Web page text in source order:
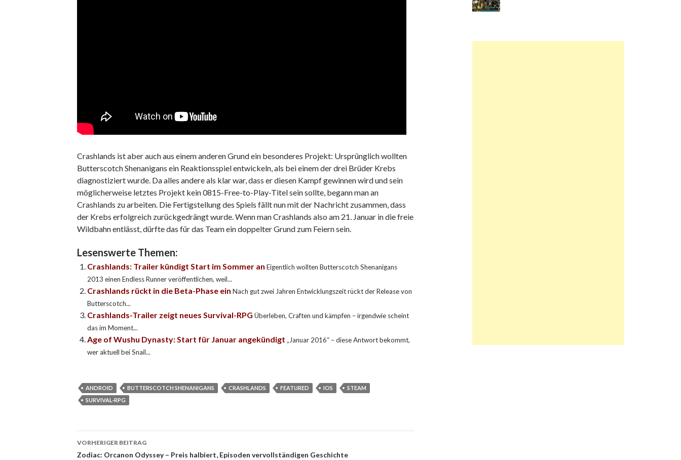
Crashlands ist aber auch aus einem anderen Grund ein besonderes Projekt: Ursprünglich wollten
Butterscotch Shenanigans ein Reaktionsspiel entwickeln, als bei einem der drei Brüder Krebs
diagnostiziert wurde. Da alles andere als klar war, dass er diesen Kampf gewinnen wird und sein
möglicherweise letztes Projekt kein 0815-Free-to-Play-Titel sein sollte, begann man an
Crashlands zu arbeiten. Die Fertigstellung des Spiels fällt nun mit der Nachricht zusammen, dass
der Krebs erfolgreich zurückgedrängt wurde. Wenn man Crashlands also am 21. Januar in die freie
Wildbahn entlässt, dürfte das für das Team ein doppelter Grund zum Feiern sein.
Lesenswerte Themen:
Crashlands: Trailer kündigt Start im Sommer an Eigentlich wollten Butterscotch Shenanigans
2013 einen Endless Runner veröffentlichen, weil...
Crashlands rückt in die Beta-Phase ein Nach gut zwei Jahren Entwicklungszeit rückt der Release von
Butterscotch...
Crashlands-Trailer zeigt neues Survival-RPG Überleben, Craften und kämpfen – irgendwie scheint
das im Moment...
Age of Wushu Dynasty: Start für Januar angekündigt „Januar 2016“ – diese Antwort bekommt,
wer aktuell bei Snail...
ANDROID BUTTERSCOTCH SHENANIGANS CRASHLANDS FEATURED IOS
STEAM
SURVIVAL-RPG
VORHERIGER BEITRAG
Zodiac: Orcanon Odyssey – Preis halbiert, Episoden vervollständigen Geschichte